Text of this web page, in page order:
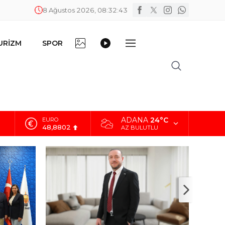
8 Ağustos 2026, 08:32:44
SPOR
ALTIN
5.629,56
BİST
10.824,63
EURO
48,8802
ADANA 24°C
AZ BULUTLU